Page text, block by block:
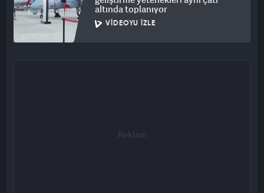
altında toplanıyor
VIDEOYU İZLE